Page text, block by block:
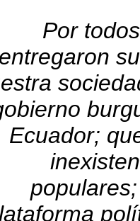
Por
entregaron
Ecuador;